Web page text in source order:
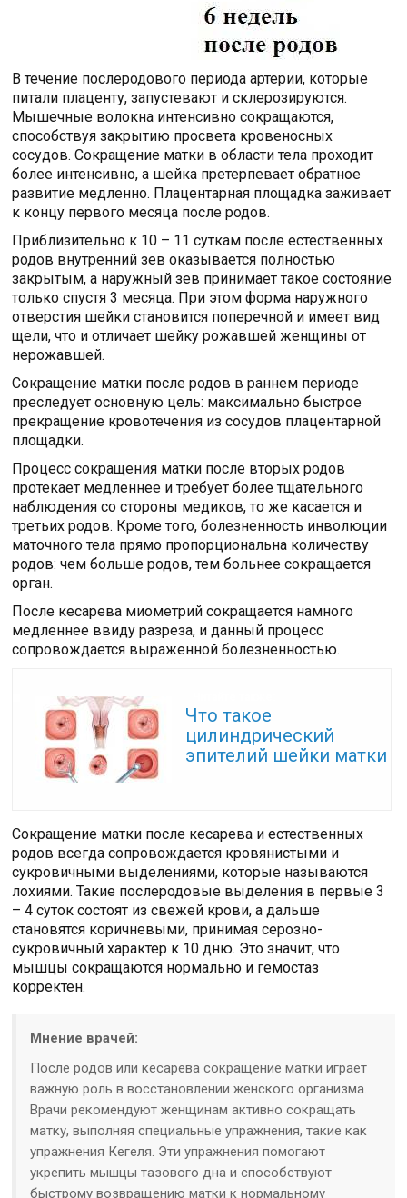
В течение послеродового периода артерии, которые
питали плаценту, запустевают и склерозируются.
Мышечные волокна интенсивно сокращаются,
способствуя закрытию просвета кровеносных
сосудов. Сокращение матки в области тела проходит
более интенсивно, а шейка претерпевает обратное
развитие медленно. Плацентарная площадка заживает
к концу первого месяца после родов.
Приблизительно к 10 – 11 суткам после естественных
родов внутренний зев оказывается полностью
закрытым, а наружный зев принимает такое состояние
только спустя 3 месяца. При этом форма наружного
отверстия шейки становится поперечной и имеет вид
щели, что и отличает шейку рожавшей женщины от
нерожавшей.
Сокращение матки после родов в раннем периоде
преследует основную цель: максимально быстрое
прекращение кровотечения из сосудов плацентарной
площадки.
Процесс сокращения матки после вторых родов
протекает медленнее и требует более тщательного
наблюдения со стороны медиков, то же касается и
третьих родов. Кроме того, болезненность инволюции
маточного тела прямо пропорциональна количеству
родов: чем больше родов, тем больнее сокращается
орган.
После кесарева миометрий сокращается намного
медленнее ввиду разреза, и данный процесс
сопровождается выраженной болезненностью.
Что такое
цилиндрический
эпителий шейки матки
Сокращение матки после кесарева и естественных
родов всегда сопровождается кровянистыми и
сукровичными выделениями, которые называются
лохиями. Такие послеродовые выделения в первые 3
– 4 суток состоят из свежей крови, а дальше
становятся коричневыми, принимая серозно-
сукровичный характер к 10 дню. Это значит, что
мышцы сокращаются нормально и гемостаз
корректен.
Мнение врачей:
После родов или кесарева сокращение матки играет
важную роль в восстановлении женского организма.
Врачи рекомендуют женщинам активно сокращать
матку, выполняя специальные упражнения, такие как
упражнения Кегеля. Эти упражнения помогают
укрепить мышцы тазового дна и способствуют
быстрому возвращению матки к нормальному